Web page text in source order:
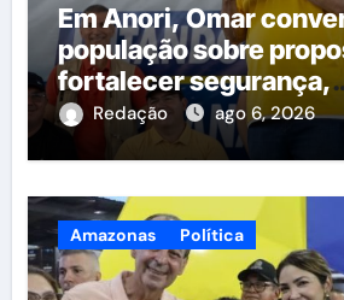
Em Anori, Omar
população sobre
fortalecer segurança,
qualificação
serviços públicos
Redação ago 6, 2026
Amazonas Política